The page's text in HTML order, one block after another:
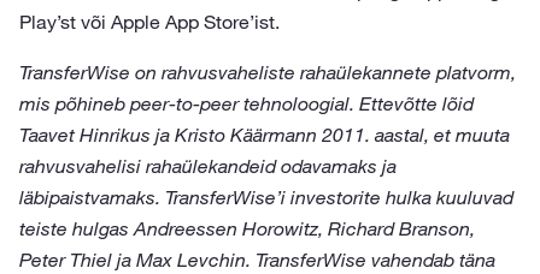
Play’st või Apple App Store’ist.
TransferWise on rahvusvaheliste rahaülekannete platvorm,
mis põhineb peer-to-peer tehnoloogial. Ettevõtte lõid
Taavet Hinrikus ja Kristo Käärmann 2011. aastal, et muuta
rahvusvahelisi rahaülekandeid odavamaks ja
läbipaistvamaks. TransferWise’i investorite hulka kuuluvad
teiste hulgas Andreessen Horowitz, Richard Branson,
Peter Thiel ja Max Levchin. TransferWise vahendab täna